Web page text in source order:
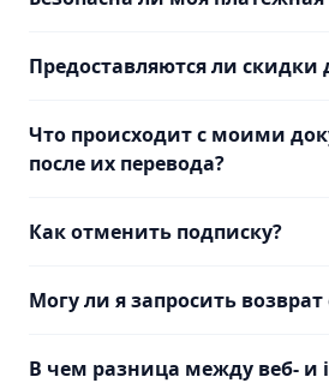
Предоставляются ли скидки
Что происходит с моими
после их перевода?
Как отменить подписку?
Могу ли я запросить возврат
В чем разница между веб- и